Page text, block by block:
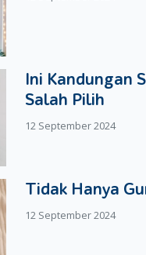
bagi Moms dan Dads!
Ini Kandungan
Salah Pilih
12 September 2024
Tidak Hanya
12 September 2024